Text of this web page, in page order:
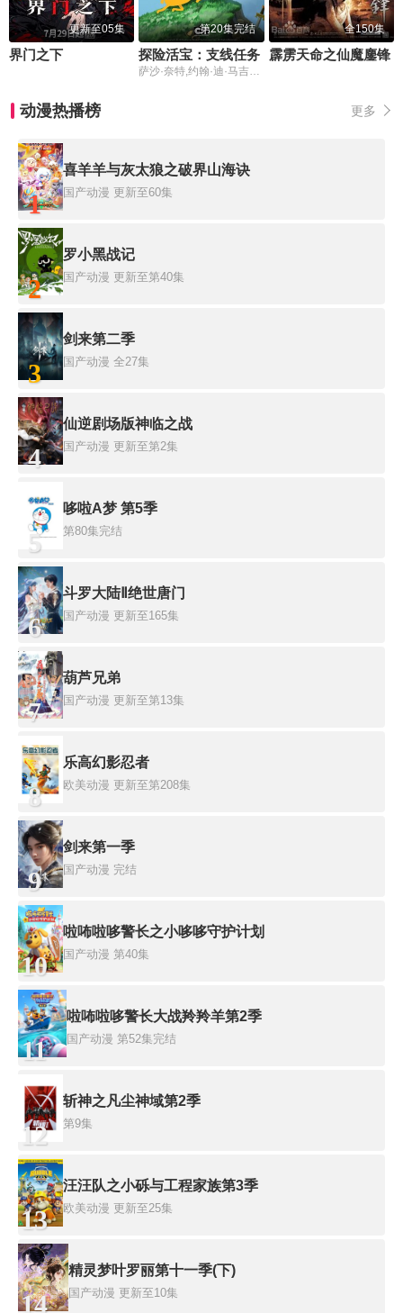
更新至05集
界门之下
第20集完结
探险活宝：支线任务
萨沙·奈特,约翰·迪·马吉欧,汤姆·肯尼,海登·瓦尔希,奥利维亚·奥尔森,杨泫贞
全150集
霹雳天命之仙魔鏖锋
动漫热播榜 更多
1
喜羊羊与灰太狼之破界山海诀
国产动漫 更新至60集
2
罗小黑战记
国产动漫 更新至第40集
3
剑来第二季
国产动漫 全27集
4
仙逆剧场版神临之战
国产动漫 更新至第2集
5
哆啦A梦 第5季
第80集完结
6
斗罗大陆Ⅱ绝世唐门
国产动漫 更新至165集
7
葫芦兄弟
国产动漫 更新至第13集
8
乐高幻影忍者
欧美动漫 更新至第208集
9
剑来第一季
国产动漫 完结
10
啦咘啦哆警长之小哆哆守护计划
国产动漫 第40集
11
啦咘啦哆警长大战羚羚羊第2季
国产动漫 第52集完结
12
斩神之凡尘神域第2季
第9集
13
汪汪队之小砾与工程家族第3季
欧美动漫 更新至25集
14
精灵梦叶罗丽第十一季(下)
国产动漫 更新至10集